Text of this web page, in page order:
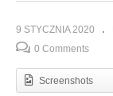
9 STYCZNIA 2020
0 Comments
Screenshots